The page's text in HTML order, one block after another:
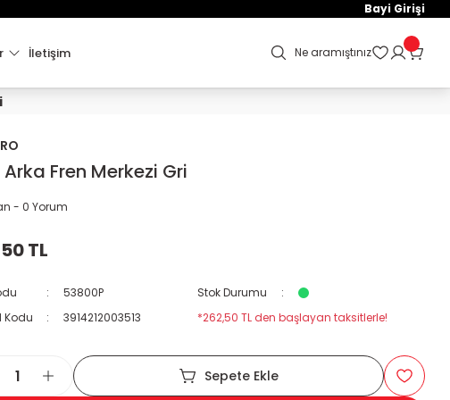
Bayi Girişi
İletişim Ne aramıştınız
Fren Merkezi Gri
- 0 Yorum
TL
53800P
Stok Durumu
Kodu
3914212003513 *262,50 TL den başlayan taksitlerle!
Sepete Ekle